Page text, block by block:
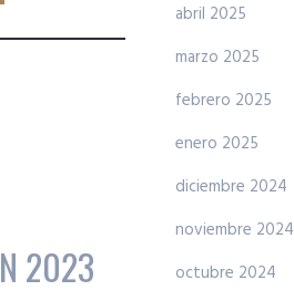
2023
abril 2025
marzo 2025
febrero 2025
enero 2025
diciembre 2024
noviembre 2024
octubre 2024